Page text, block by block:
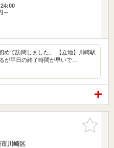
～
めて訪問しました。 【立地】川崎駅
が平日の終了時間が早いで…
お気に入
りに追加
川崎区